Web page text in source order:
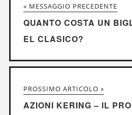
« MESSAGGIO PRECEDENTE
QUANTO COSTA UN
EL CLASICO?
PROSSIMO ARTICOLO »
AZIONI KERING – IL